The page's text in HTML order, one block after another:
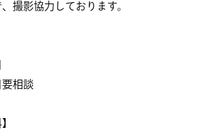
撮影協力しております。
相談